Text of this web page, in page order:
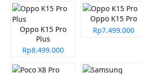
Oppo K15 Pro
Plus
Rp8.499.000
Oppo K15 Pro
Rp7.499.000